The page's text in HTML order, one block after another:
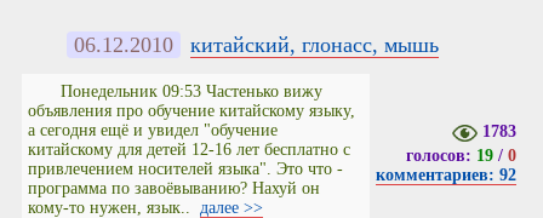
06.12.2010 китайский, глонасс, мышь
Понедельник 09:53 Частенько вижу
объявления про обучение китайскому языку,
а сегодня ещё и увидел "обучение
китайскому для детей 12-16 лет бесплатно с
привлечением носителей языка". Это что -
программа по завоёвыванию? Нахуй он
кому-то нужен, язык.. далее >>
1783
голосов: 19/ 0
комментариев: 92